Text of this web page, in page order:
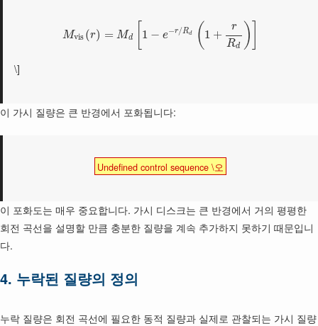
Mvis (r) = Md 1 − e−r/Rd ( 1 +
r
Rd )
\]
이 가시 질량은 큰 반경에서 포화됩니다:
Undefined control sequence \오
이 포화도는 매우 중요합니다. 가시 디스크는 큰 반경에서 거의 평평한
회전 곡선을 설명할 만큼 충분한 질량을 계속 추가하지 못하기 때문입니
다.
4. 누락된 질량의 정의
누락 질량은 회전 곡선에 필요한 동적 질량과 실제로 관찰되는 가시 질량